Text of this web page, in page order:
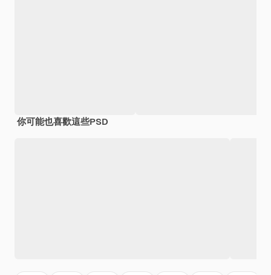
你可能也喜歡這些PSD